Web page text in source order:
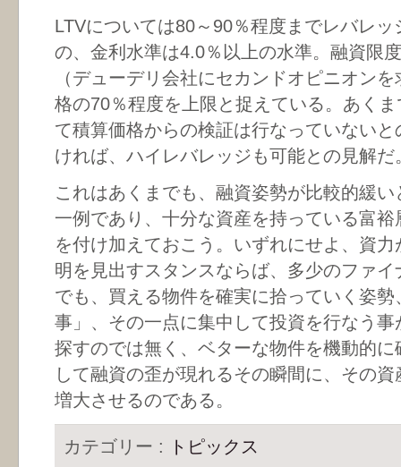
LTVについては80～90％程度までレバレ
の、金利水準は4.0％以上の水準。融資限
（デューデリ会社にセカンドオピニオン
格の70％程度を上限と捉えている。あく
て積算価格からの検証は行なっていない
ければ、ハイレバレッジも可能との見解だ
これはあくまでも、融資姿勢が比較的緩
一例であり、十分な資産を持っている富
を付け加えておこう。いずれにせよ、資
明を見出すスタンスならば、多少のファ
でも、買える物件を確実に拾っていく姿
事」、その一点に集中して投資を行なう
探すのでは無く、ベターな物件を機動的
して融資の歪が現れるその瞬間に、その
増大させるのである。
カテゴリー : トピックス